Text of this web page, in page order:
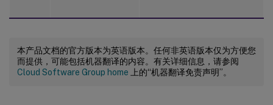
本产品文档的官方版本为英语版本。任何非英语版本仅为方便您
而提供，可能包括机器翻译的内容。有关详细信息，请参阅
Cloud Software Group home 上的“机器翻译免责声明”。